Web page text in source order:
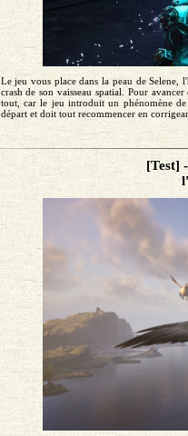
Le jeu vous place dans la peau de Selene,
crash de son vaisseau spatial. Pour
tout, car le jeu introduit un phénomène
départ et doit tout recommencer en
[Test]